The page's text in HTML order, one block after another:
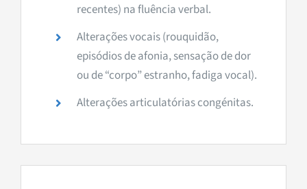
recentes) na fluência verbal.
Alterações vocais (rouquidão,
episódios de afonia, sensação de dor
ou de “corpo” estranho, fadiga vocal).
Alterações articulatórias congénitas.